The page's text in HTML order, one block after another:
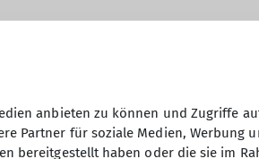
anbieten zu können und Zugriffe
Partner für soziale Medien, Werbung
bereitgestellt haben oder die sie im